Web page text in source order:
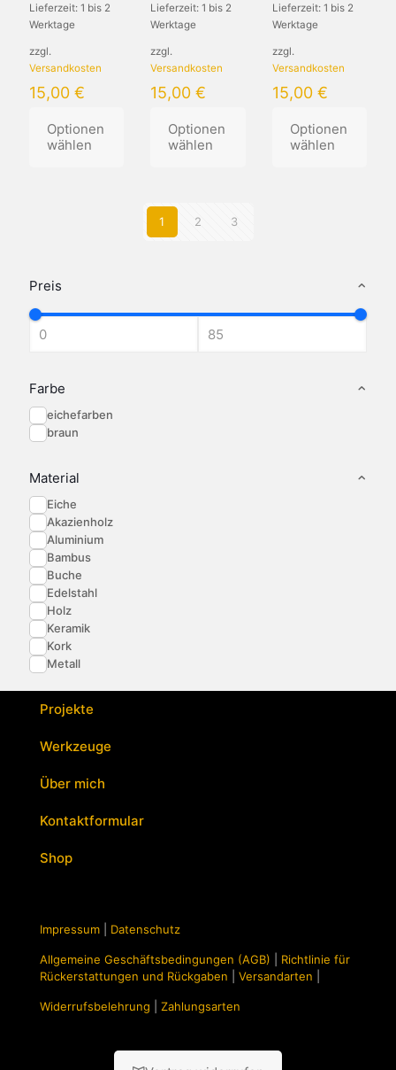
Preis
Farbe
eichefarben
braun
Material
Eiche
Akazienholz
Aluminium
Bambus
Buche
Edelstahl
Holz
Keramik
Kork
Metall
werden
gewählt
werden
gewählt
werden
Lieferzeit: 1 bis 2
Werktage
zzgl.
Versandkosten
15,00 €
Optionen
wählen
Die
können
auf
gewählt
Lieferzeit:1 bis 2
Werktage
zzgl.
Versandkosten
15,00€
Optionen
wählen
weist
mehrere
können
Lieferzeit: 1 bis 2
Werktage
zzgl.
Versandkosten
15,00 €
Optionen
wählen
können
1 2 3
Projekte
Werkzeuge
Über mich
Kontaktformular
Shop
Impressum Datenschutz
Allgemeine Geschäftsbedingungen (AGB)
Richtlinie für
Rückerstattungen und Rückgaben
Versandarten
Widerrufsbelehrung Zahlungsarten